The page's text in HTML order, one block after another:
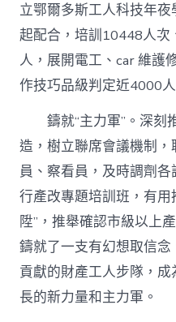
立鄂爾多斯工人科技年
起配合，培訓10448人
人，展開電工、car 維護
作技巧品級判定近4000人
鑄就“主力軍”。深刻
造，樹立聯席會議機制
員、察看員，及時調劑
行產改專題培訓班，有
陞”，推舉確認市級以上
鑄就了一支有幻想取信
貢獻的財產工人步隊，
長的新力量和主力軍。